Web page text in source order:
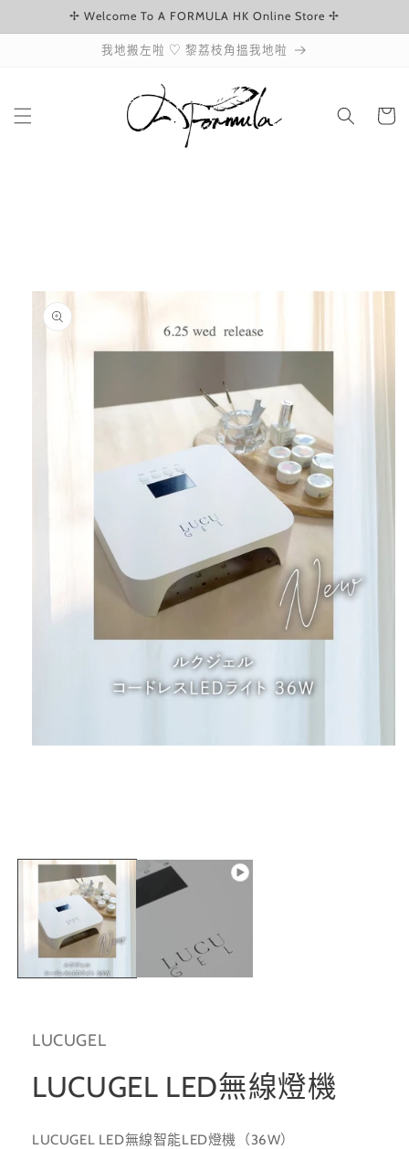
跳至內容✢ Welcome To A FORMULA HK Online Store ✢
我地搬左啦 ♡ 黎荔枝角搵我地啦
物
開
體
檔
案
1
LUCUGEL
LUCUGEL LED無線燈機
LUCUGEL LED無線智能LED燈機（36W）